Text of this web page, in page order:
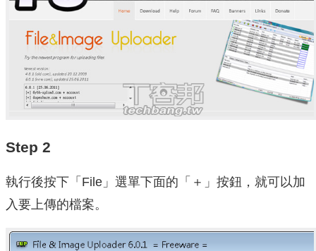
Step 2
執行後按下「File」選單下面的「＋」按鈕，就可以加
入要上傳的檔案。